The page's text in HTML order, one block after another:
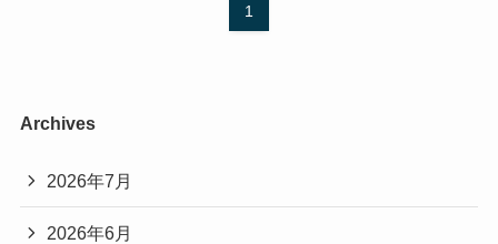
1
Archives
2026年7月
2026年6月